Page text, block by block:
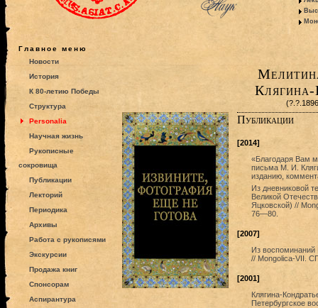
Главное меню
Новости
История
К 80-летию Победы
Структура
Personalia
Научная жизнь
Рукописные
сокровища
Публикации
Лекторий
Периодика
Архивы
Работа с рукописями
Экскурсии
Продажа книг
Спонсорам
Аспирантура
Клягина-
Публикации
[2014]
«Благодаря Вам
письма М. И.
изданию,
Из дневниковой
Великой
Яцковской) //
76—80.
[2007]
Из воспоминаний
// Mongolica-VII.
[2001]
Клягина-
Петербургское